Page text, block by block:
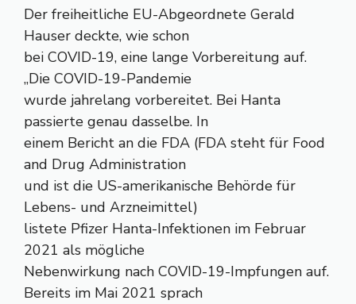
Der freiheitliche EU-Abgeordnete Gerald
Hauser deckte, wie schon
bei COVID-19, eine lange Vorbereitung auf.
„Die COVID-19-Pandemie
wurde jahrelang vorbereitet. Bei Hanta
passierte genau dasselbe. In
einem Bericht an die FDA (FDA steht für Food
and Drug Administration
und ist die US-amerikanische Behörde für
Lebens- und Arzneimittel)
listete Pfizer Hanta-Infektionen im Februar
2021 als mögliche
Nebenwirkung nach COVID-19-Impfungen auf.
Bereits im Mai 2021 sprach